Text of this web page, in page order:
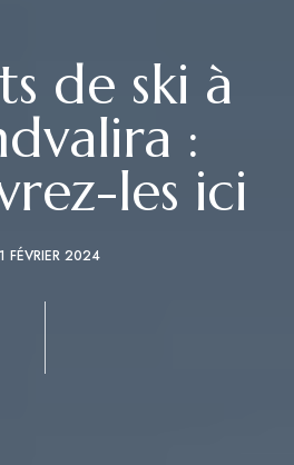
de ski à
:
les ici
FÉVRIER 2024